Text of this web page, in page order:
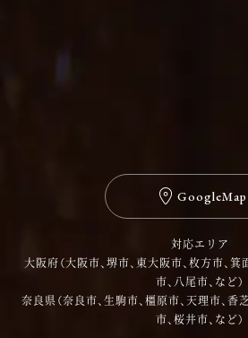
GoogleMap
対応エリア
大阪府（大阪市、堺市、東大阪市、枚方市、箕
市、八尾市、など）
奈良県（奈良市、生駒市、橿原市、天理市、香
市、桜井市、など）